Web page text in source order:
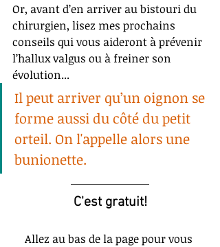
Or, avant d’en arriver au bistouri du
chirurgien, lisez mes prochains
conseils qui vous aideront à prévenir
l’hallux valgus ou à freiner son
évolution...
Il peut arriver qu’un oignon se
forme aussi du côté du petit
orteil. On l'appelle alors une
bunionette.
C'est gratuit!
Allez au bas de la page pour vous